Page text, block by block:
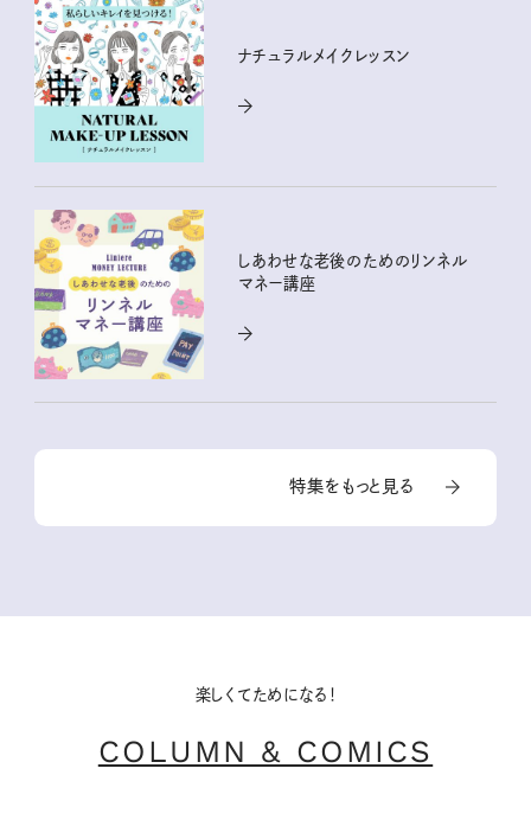
ナチュラルメイクレッスン
しあわせな老後のためのリンネル
マネー講座
特集をもっと見る
楽しくてためになる！
COLUMN & COMICS